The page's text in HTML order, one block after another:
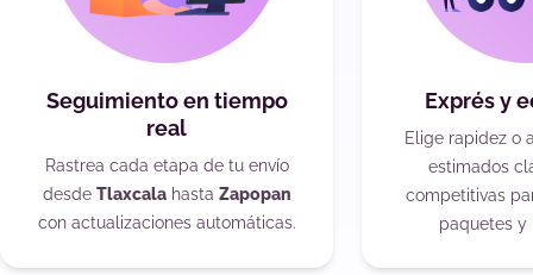
Seguimiento en tiempo
real
Rastrea cada etapa de tu envío
desde Tlaxcalahasta Zapopan
con actualizaciones automáticas.
Exprés y
Elige rapidez o
estimados
competitivas
paquetes y